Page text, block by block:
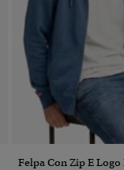
Felpa Con Zip E Logo